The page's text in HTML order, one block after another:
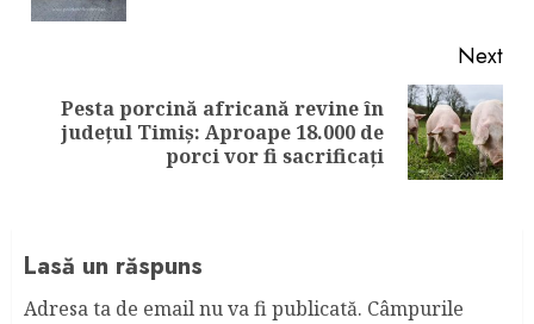
Next
Next
Pesta porcină africană revine în
județul Timiș: Aproape 18.000 de
porci vor fi sacrificați
Lasă un răspuns
Adresa ta de email nu va fi publicată. Câmpurile